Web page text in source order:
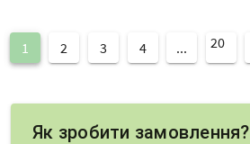
1 2 3 4 ... 20
Як зробити замовлення?